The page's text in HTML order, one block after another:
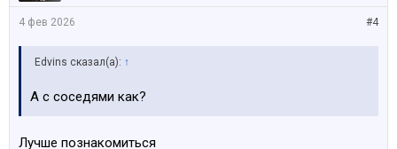
#4
4 фев 2026
Edvins сказал(а): ↑
А с соседями как?
Лучше познакомиться